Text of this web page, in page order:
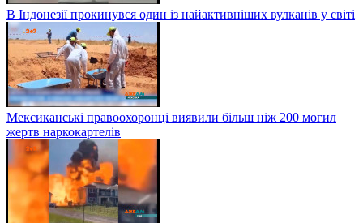
В Індонезії прокинувся один із найактивніших вулканів у світі
Мексиканські правоохоронці виявили більш ніж 200 могил
жертв наркокартелів